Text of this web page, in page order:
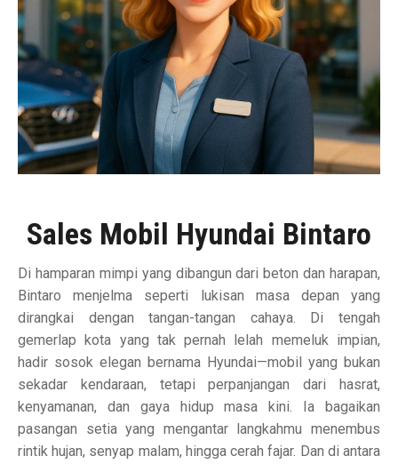
Sales Mobil Hyundai Bintaro
Di hamparan mimpi yang dibangun dari beton dan harapan,
Bintaro menjelma seperti lukisan masa depan yang
dirangkai dengan tangan-tangan cahaya. Di tengah
gemerlap kota yang tak pernah lelah memeluk impian,
hadir sosok elegan bernama Hyundai—mobil yang bukan
sekadar kendaraan, tetapi perpanjangan dari hasrat,
kenyamanan, dan gaya hidup masa kini. Ia bagaikan
pasangan setia yang mengantar langkahmu menembus
rintik hujan, senyap malam, hingga cerah fajar. Dan di antara